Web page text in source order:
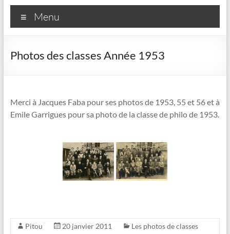
Menu
Photos des classes Année 1953
Merci à Jacques Faba pour ses photos de 1953, 55 et 56 et à
Emile Garrigues pour sa photo de la classe de philo de 1953.
Pitou 20 janvier 2011
Les photos de classes